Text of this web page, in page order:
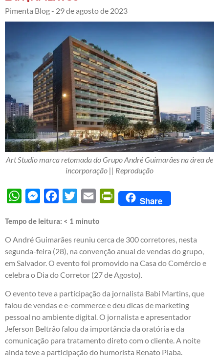
Pimenta Blog - 29 de agosto de 2023
Art Studio marca retomada do Grupo André Guimarães na área de
incorporação || Reprodução
WhatsAppMessengerFacebook
Twitter Email PrintFriendly
Share
Tempo de leitura: < 1 minuto
O André Guimarães reuniu cerca de 300 corretores, nesta
segunda-feira (28), na convenção anual de vendas do grupo,
em Salvador. O evento foi promovido na Casa do Comércio e
celebra o Dia do Corretor (27 de Agosto).
O evento teve a participação da jornalista Babi Martins, que
falou de vendas e e-commerce e deu dicas de marketing
pessoal no ambiente digital. O jornalista e apresentador
Jeferson Beltrão falou da importância da oratória e da
comunicação para tratamento direto com o cliente. A noite
ainda teve a participação do humorista Renato Piaba.